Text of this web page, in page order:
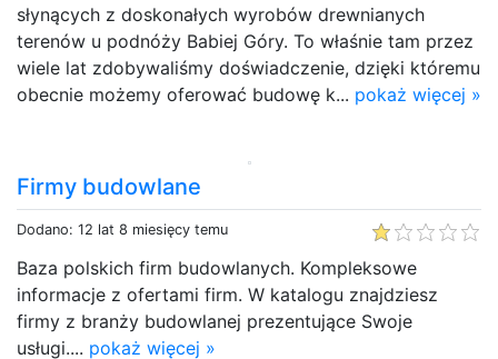
słynących z doskonałych wyrobów drewnianych
terenów u podnóży Babiej Góry. To właśnie tam przez
wiele lat zdobywaliśmy doświadczenie, dzięki któremu
obecnie możemy oferować budowę k... pokaż więcej »
Firmy budowlane
Dodano: 12 lat 8 miesięcy temu
Baza polskich firm budowlanych. Kompleksowe
informacje z ofertami firm. W katalogu znajdziesz
firmy z branży budowlanej prezentujące Swoje
usługi.... pokaż więcej »